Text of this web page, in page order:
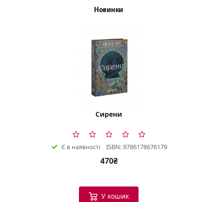
Новинки
Сирени
Є в наявності ISBN: 9786178676179
470₴
У кошик